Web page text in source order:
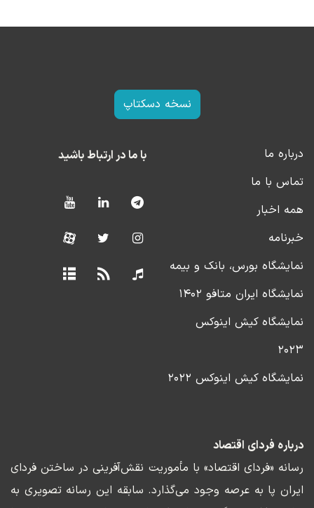
نسخه دسکتاپ
درباره ما
تماس با ما
همه اخبار
خبرنامه
نمایشگاه بورس، بانک و بیمه
نمایشگاه ایران متافو ۱۴۰۲
نمایشگاه کیش اینوکس
۲۰۲۳
نمایشگاه کیش اینوکس ۲۰۲۲
با ما در ارتباط باشید
درباره فردای اقتصاد
رسانه «فردای اقتصاد» با مأموریت نقش‌آفرینی در ساختن فردای
ایران پا به عرصه وجود می‌گذارد. سابقه این رسانه تصویری به